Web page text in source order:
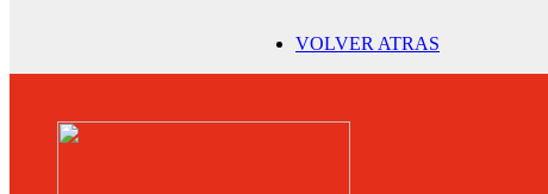
VOLVER ATRAS